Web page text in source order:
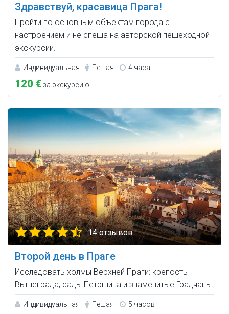
Здравствуй, красавица Прага!
Пройти по основным объектам города с
настроением и не спеша на авторской пешеходной
экскурсии.
Индивидуальная Пешая 4 часа
120 €за экскурсию
14 отзывов
Второй день в Праге
Исследовать холмы Верхней Праги: крепость
Вышеграда, сады Петршина и знаменитые Градчаны.
Индивидуальная Пешая 5 часов